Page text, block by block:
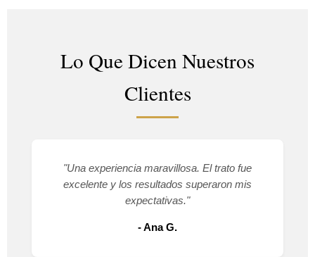
Lo Que Dicen Nuestros
Clientes
"Una experiencia maravillosa. El trato fue
excelente y los resultados superaron mis
expectativas."
- Ana G.